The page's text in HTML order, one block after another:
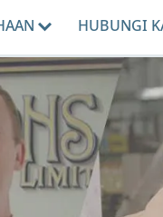
HUBUNGI